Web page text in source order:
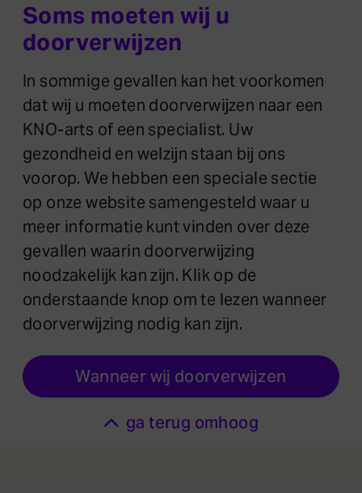
Soms moeten wij u
doorverwijzen
In sommige gevallen kan het voorkomen
dat wij u moeten doorverwijzen naar een
KNO-arts of een specialist. Uw
gezondheid en welzijn staan bij ons
voorop. We hebben een speciale sectie
op onze website samengesteld waar u
meer informatie kunt vinden over deze
gevallen waarin doorverwijzing
noodzakelijk kan zijn. Klik op de
onderstaande knop om te lezen wanneer
doorverwijzing nodig kan zijn.
Wanneer wij doorverwijzen
ga terug omhoog